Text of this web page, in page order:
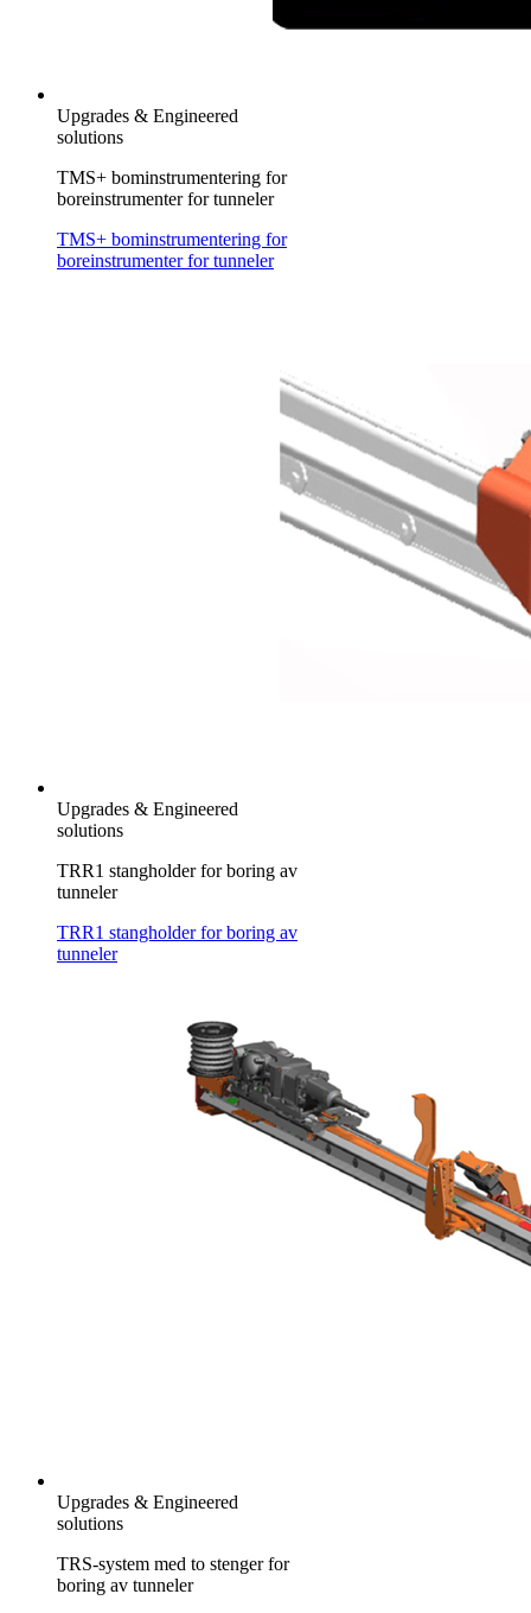
Upgrades & Engineered
solutions
TMS+ bominstrumentering for
boreinstrumenter for tunneler
TMS+ bominstrumentering for
boreinstrumenter for tunneler
Upgrades & Engineered
solutions
TRR1 stangholder for boring av
tunneler
TRR1 stangholder for boring av
tunneler
Upgrades & Engineered
solutions
TRS-system med to stenger for
boring av tunneler